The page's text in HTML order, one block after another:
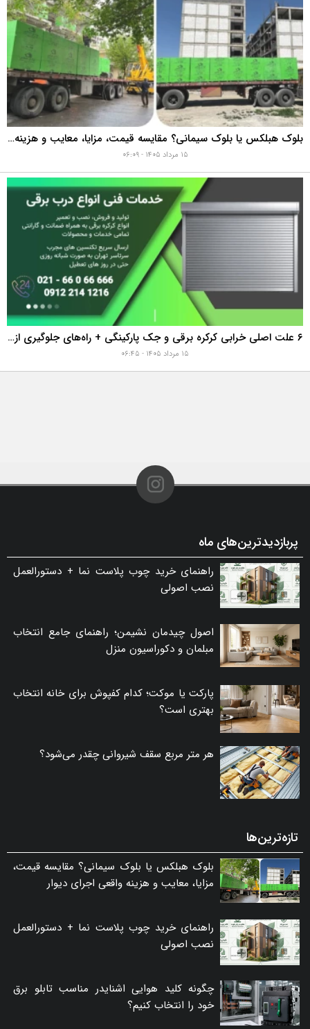
بلوک هبلکس یا بلوک سیمانی؟ مقایسه قیمت، مزایا، معایب و هزینه واقعی اجرای دیوار
۱۵ مرداد ۱۴۰۵ - ۰۶:۰۹
۶ علت اصلی خرابی کرکره برقی و جک پارکینگی + راه‌های جلوگیری از هزینه‌های سنگین تعمیر
پربازدیدترین‌های ماه
راهنمای خرید چوب پلاست نما + دستورالعمل
نصب اصولی
اصول چیدمان نشیمن؛ راهنمای جامع انتخاب
مبلمان و دکوراسیون منزل
پارکت یا موکت؛ کدام کفپوش برای خانه انتخاب
بهتری است؟
هر متر مربع سقف شیروانی چقدر می‌شود؟
تازه‌ترین‌ها
بلوک هبلکس یا بلوک سیمانی؟ مقایسه قیمت،
مزایا، معایب و هزینه واقعی اجرای دیوار
راهنمای خرید چوب پلاست نما + دستورالعمل
نصب اصولی
چگونه کلید هوایی اشنایدر مناسب تابلو برق
خود را انتخاب کنیم؟